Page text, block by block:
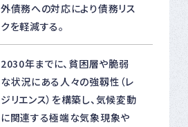
外債務への対応により債務リス
クを軽減する。
2030年までに、貧困層や脆弱
な状況にある人々の強靱性（レ
ジリエンス）を構築し、気候変動
に関連する極端な気象現象や